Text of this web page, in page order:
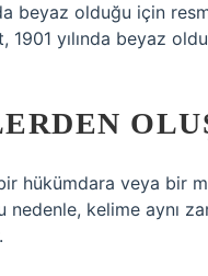
beyaz olduğu için
yılında beyaz
hükümdara veya bir
kelime aynı